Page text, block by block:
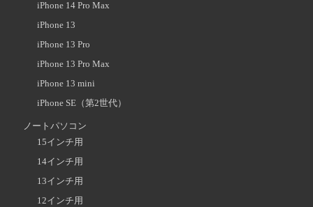
iPhone 14 Pro Max
iPhone 13
iPhone 13 Pro
iPhone 13 Pro Max
iPhone 13 mini
iPhone SE（第2世代）
ノートパソコン
15インチ用
14インチ用
13インチ用
12インチ用